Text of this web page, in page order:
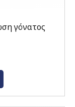
γόνατος